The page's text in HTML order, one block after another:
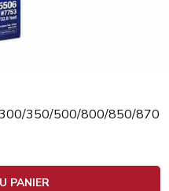
350/500/800/850/870
PANIER